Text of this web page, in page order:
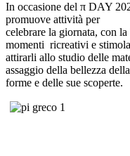
In occasione del π DAY
promuove attività per
celebrare la giornata, con
momenti ricreativi e
attirarli allo studio delle
assaggio della bellezza
forme e delle sue scoperte.